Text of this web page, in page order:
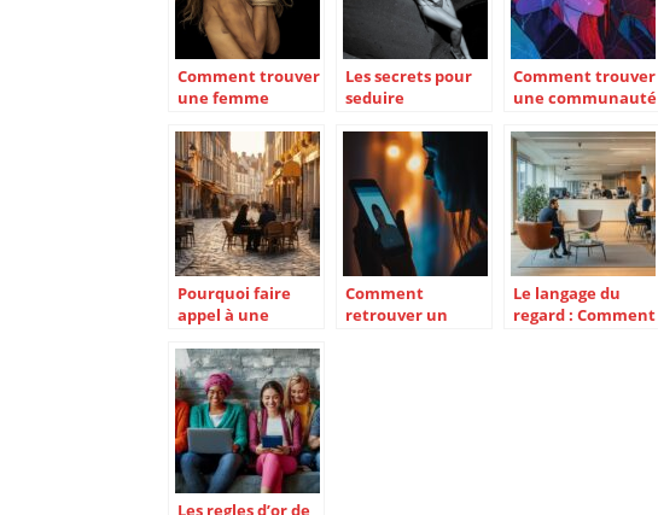
Comment trouver
une femme
plan cul ?
Les secrets pour
seduire
Badoo
Comment trouver
une communauté
en ligne
Pourquoi faire
appel à une
rencontres à
Arras : 5
avantages qui
vont vous
convaincre
Comment
retrouver un
Le langage du
regard : Comment
Les regles d’or de